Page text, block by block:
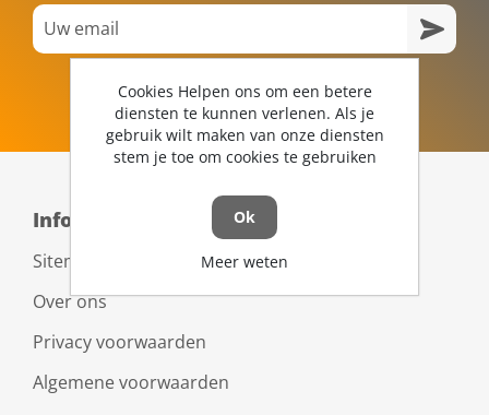
Informatie
Sitemap
Over ons
Privacy voorwaarden
Algemene voorwaarden
Cookies Helpen ons om een betere
diensten te kunnen verlenen. Als je
gebruik wilt maken van onze diensten
stem je toe om cookies te gebruiken
Ok
Meer weten